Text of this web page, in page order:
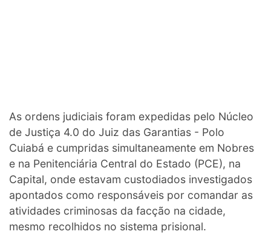
As ordens judiciais foram expedidas pelo Núcleo
de Justiça 4.0 do Juiz das Garantias - Polo
Cuiabá e cumpridas simultaneamente em Nobres
e na Penitenciária Central do Estado (PCE), na
Capital, onde estavam custodiados investigados
apontados como responsáveis por comandar as
atividades criminosas da facção na cidade,
mesmo recolhidos no sistema prisional.